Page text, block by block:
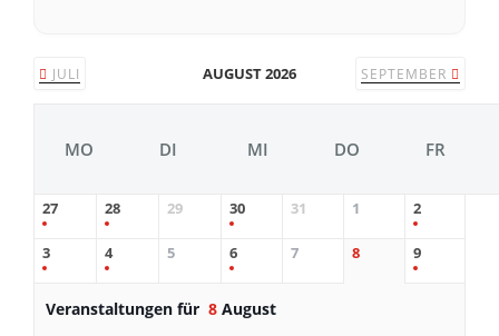
JULI AUGUST 2026 SEPTEMBER
MO DI MI DO FR
27 28 29 30 31 1 2
3 4 5 6 7 8 9
Veranstaltungen für 8 August